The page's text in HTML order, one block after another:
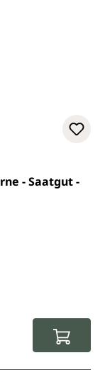
- Saatgut -